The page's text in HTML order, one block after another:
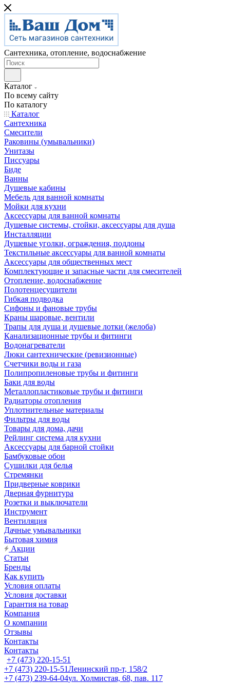
Сантехника, отопление, водоснабжение
Каталог
По всему сайту
По каталогу
Каталог
Сантехника
Смесители
Раковины (умывальники)
Унитазы
Писсуары
Биде
Ванны
Душевые кабины
Мебель для ванной комнаты
Мойки для кухни
Аксессуары для ванной комнаты
Душевые системы, стойки, аксессуары для душа
Инсталляции
Душевые уголки, ограждения, поддоны
Текстильные аксессуары для ванной комнаты
Аксессуары для общественных мест
Комплектующие и запасные части для смесителей
Отопление, водоснабжение
Полотенцесушители
Гибкая подводка
Сифоны и фановые трубы
Краны шаровые, вентили
Трапы для душа и душевые лотки (желоба)
Канализационные трубы и фитинги
Водонагреватели
Люки сантехнические (ревизионные)
Счетчики воды и газа
Полипропиленовые трубы и фитинги
Баки для воды
Металлопластиковые трубы и фитинги
Радиаторы отопления
Уплотнительные материалы
Фильтры для воды
Товары для дома, дачи
Рейлинг система для кухни
Аксессуары для барной стойки
Бамбуковые обои
Сушилки для белья
Стремянки
Придверные коврики
Дверная фурнитура
Розетки и выключатели
Инструмент
Вентиляция
Дачные умывальники
Бытовая химия
Акции
Статьи
Бренды
Как купить
Условия оплаты
Условия доставки
Гарантия на товар
Компания
О компании
Отзывы
Контакты
Контакты
+7 (473) 220-15-51
+7 (473) 220-15-51Ленинский пр-т, 158/2
+7 (473) 239-64-04ул. Холмистая, 68, пав. 117